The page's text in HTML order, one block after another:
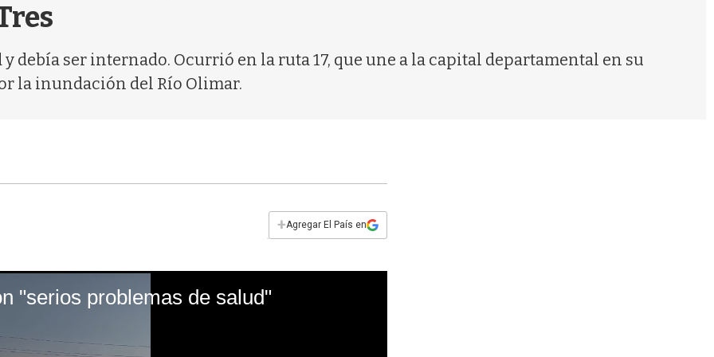
debía ser internado. Ocurrió en la ruta 17, que une a la capital departamental en su
la inundación del Río Olimar.
+Agregar El País en